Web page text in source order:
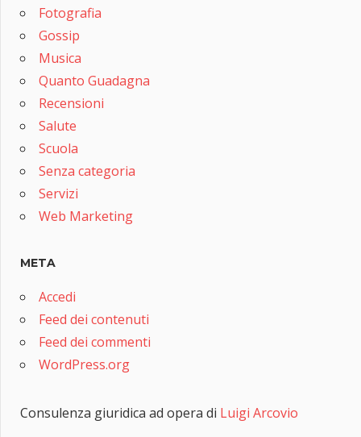
Fotografia
Gossip
Musica
Quanto Guadagna
Recensioni
Salute
Scuola
Senza categoria
Servizi
Web Marketing
META
Accedi
Feed dei contenuti
Feed dei commenti
WordPress.org
Consulenza giuridica ad opera di Luigi Arcovio